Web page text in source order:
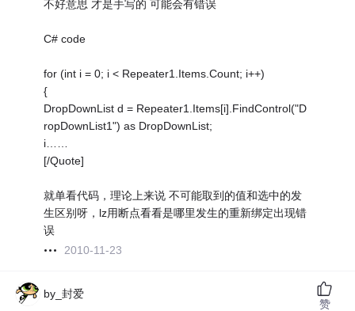
不好意思 才是手写的 可能会有错误
C# code
for (int i = 0; i < Repeater1.Items.Count; i++)
{
DropDownList d = Repeater1.Items[i].FindControl("D
ropDownList1") as DropDownList;
i……
[/Quote]
就单看代码，理论上来说 不可能取到的值和选中的发
生区别呀，lz用断点看看是哪里发生的重新绑定出现错
误
2010-11-23
by_封爱
赞